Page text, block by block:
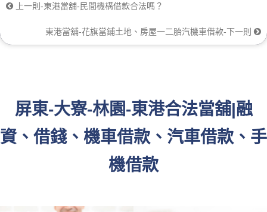
上一則-東港當舖-民間機構借款合法嗎？
東港當舖-花旗當鋪土地、房屋一二胎汽機車借款-下一則
屏東-大寮-林園-東港合法當舖|融
資、借錢、機車借款、汽車借款、手
機借款